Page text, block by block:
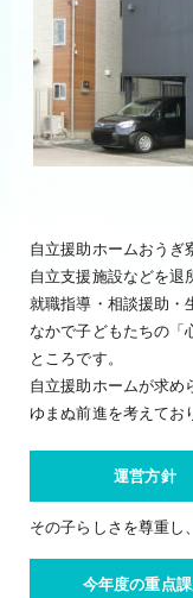
自立援助ホームおうぎ
自立支援施設などを退
就職指導・相談援助・
なかで子どもたちの「
ところです。
自立援助ホームが求め
ゆまぬ前進を考えてお
運営方針
その子らしさを尊重し
今年度の重点